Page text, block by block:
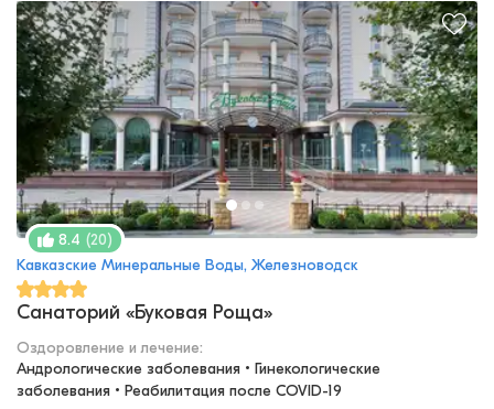
8.4 (20)
Кавказские Минеральные Воды, Железноводск
Санаторий «Буковая Роща»
Оздоровление и лечение:
Андрологические заболевания • Гинекологические
заболевания • Реабилитация после COVID-19